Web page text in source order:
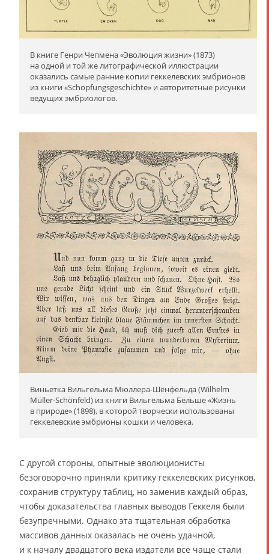
В книге Генри Чепмена «Эволюция жизни» (1873)
на одной и той же литографической иллюстрации
оказались самые ранние копии геккелевских эмбрионов
из книги «Schöpfungsgeschichte» и авторитетные рисунки
ведущих эмбриологов.
Виньетка Вильгельма Мюллера-Шёнфельда (Wilhelm
Müller-Schönfeld) из книги Вильгельма Бёльше «Жизнь
в природе» (1898), в которой творчески использованы
геккелевские эмбрионы кошки и человека.
С другой стороны, опытные эволюционисты
безоговорочно приняли критику геккелевских рисунков,
сохранив структуру таблиц, но заменив каждый образ,
чтобы доказательства главных выводов Геккеля были
безупречными. Однако эта тщательная обработка
массивов данных оказалась не очень удачной,
и к началу двадцатого века издатели всё чаще стали